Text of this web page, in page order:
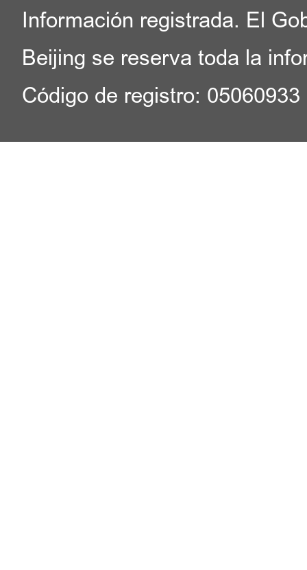
Información registrada. El
Beijing se reserva toda la
Código de registro: 05060933